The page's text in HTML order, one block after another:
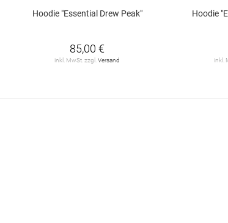
Hoodie "Essential Drew Peak"
85,00 €
inkl. MwSt. zzgl.Versand
Hoodie
inkl.